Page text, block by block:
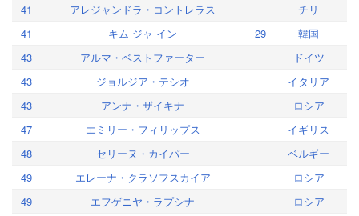
41
アレジャンドラ・コントレラス
チリ
41
キム ジャ イン 29
韓国
43
アルマ・ベストファーター
ドイツ
43
ジョルジア・テシオ
イタリア
43
アンナ・ザイキナ
ロシア
47
エミリー・フィリップス
イギリス
48
セリーヌ・カイパー
ベルギー
49
エレーナ・クラソフスカイア
ロシア
49
エフゲニヤ・ラプシナ
ロシア